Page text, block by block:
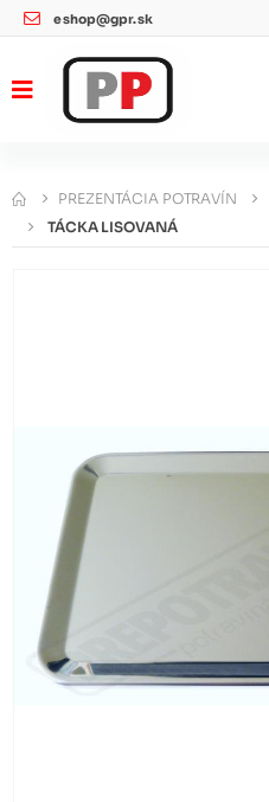
eshop@gpr.sk
PREZENTÁCIA POTRAVÍN
TÁCKA LISOVANÁ